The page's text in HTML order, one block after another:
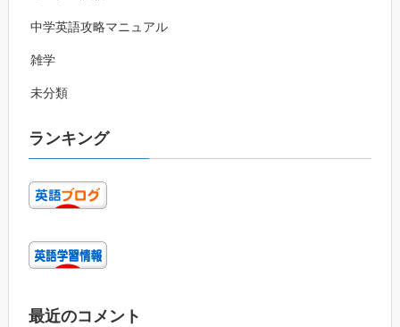
中学英語攻略マニュアル
雑学
未分類
ランキング
最近のコメント